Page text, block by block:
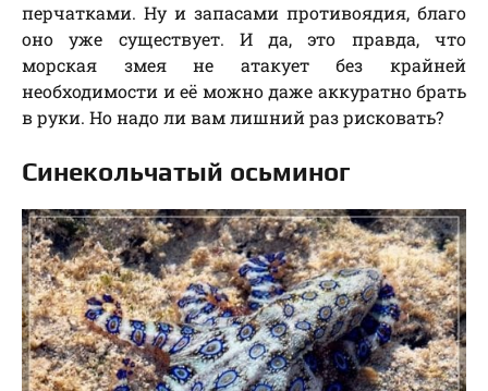
перчатками. Ну и запасами противоядия, благо
оно уже существует. И да, это правда, что
морская змея не атакует без крайней
необходимости и её можно даже аккуратно брать
в руки. Но надо ли вам лишний раз рисковать?
Синекольчатый осьминог